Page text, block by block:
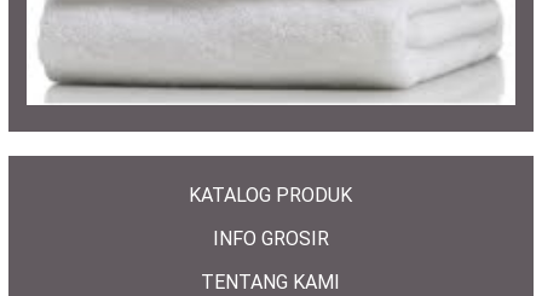
KATALOG PRODUK
INFO GROSIR
TENTANG KAMI